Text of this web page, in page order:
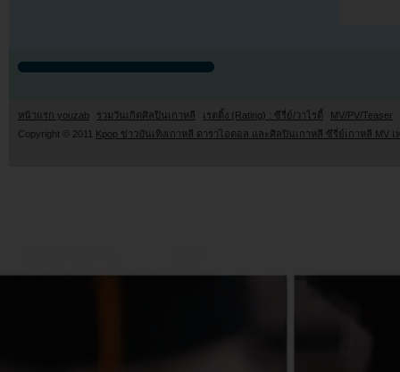
หน้าแรก youzab รวมวันเกิดศิลปินเกาหลี เรตติ้ง (Rating) : ซีรี่ย์/วาไรตี้
MV/PV/Teaser
Copyright © 2011 Kpop ข่าวบันเทิงเกาหลี ดาราไอดอล และศิลปินเกาหลี ซีรี่ย์เกาหลี MV